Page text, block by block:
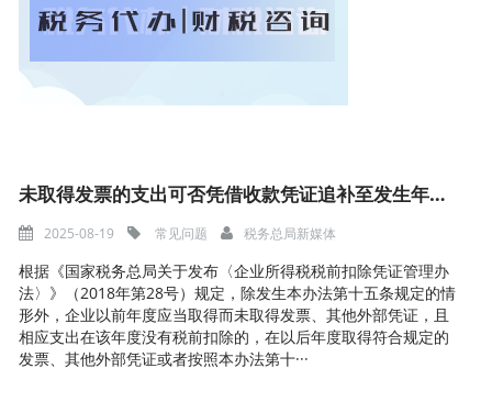
未取得发票的支出可否凭借收款凭证追补至发生年度税前扣除
2025-08-19 常见问题 税务总局新媒体
根据《国家税务总局关于发布〈企业所得税税前扣除凭证管理办
法〉》（2018年第28号）规定，除发生本办法第十五条规定的情
形外，企业以前年度应当取得而未取得发票、其他外部凭证，且
相应支出在该年度没有税前扣除的，在以后年度取得符合规定的
发票、其他外部凭证或者按照本办法第十···